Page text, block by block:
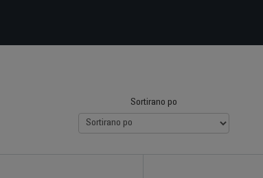
Sortirano po